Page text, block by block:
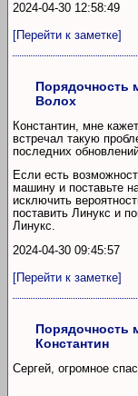
2024-04-30 12:58:49
[Перейти к заметке]
Порядочность
Волох
Константин, мне
встречал такую
последних
Если есть
машину и поставьте
исключить
поставить Линукс и
Линукс.
2024-04-30 09:45:57
[Перейти к заметке]
Порядочность
Константин
Сергей, огромное